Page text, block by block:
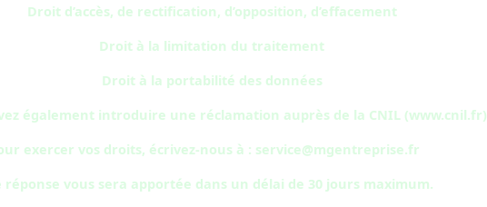
Droit d’accès, de rectification, d’opposition, d’effacement
Droit à la limitation du traitement
Droit à la portabilité des données
également introduire une réclamation auprès de la CNIL (www.cnil.fr)
exercer vos droits, écrivez-nous à : service@mgentreprise.fr
réponse vous sera apportée dans un délai de 30 jours maximum.